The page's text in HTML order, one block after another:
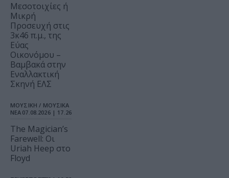
Μεσοτοιχίες ή
Μικρή
Προσευχή στις
3κ46 π.μ., της
Εύας
Οικονόμου –
Βαμβακά στην
Εναλλακτική
Σκηνή ΕΛΣ
ΜΟΥΣΙΚΗ / ΜΟΥΣΙΚΑ
ΝΕΑ 07.08.2026 | 17.26
The Magician’s
Farewell: Οι
Uriah Heep στο
Floyd